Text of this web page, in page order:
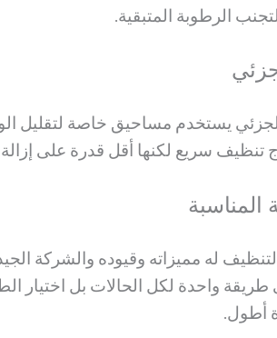
الرطوبة المتبقية.
يستخدم مساحيق خاصة لتقليل
تنظيف سريع لكنها أقل قدرة على
المناسبة
له مميزاته وقيوده والشركة
طريقة واحدة لكل الحالات بل اختيار
أطول.